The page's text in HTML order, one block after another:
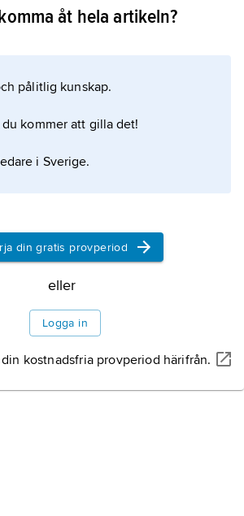
åt hela artikeln?
pålitlig kunskap.
du kommer att gilla det!
i Sverige.
din gratis provperiod
eller
Logga in
din kostnadsfria provperiod härifrån.